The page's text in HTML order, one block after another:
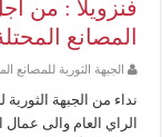
فنزويلا : من
المصانع
الجبهة الثورية للمصانع
الراي العام والى